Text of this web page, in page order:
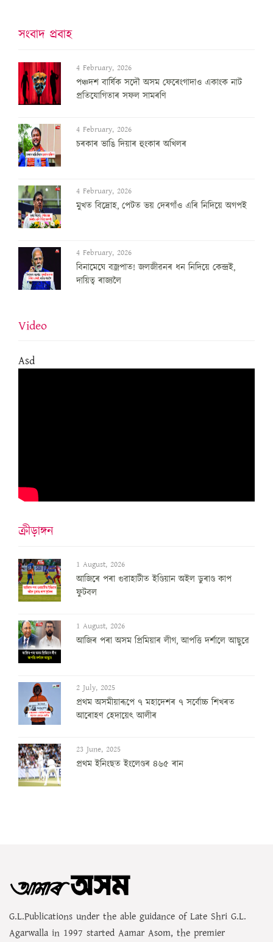
সংবাদ প্ৰবাহ
4 February, 2026
পঞ্চদশ বার্ষিক সদৌ অসম ফেৰেংগাদাও একাংক নাট
প্রতিযোগিতাৰ সফল সামৰণি
4 February, 2026
চৰকাৰ ভাঙি দিয়াৰ হুংকাৰ অখিলৰ
4 February, 2026
মুখত বিদ্ৰোহ, পেটত ভয় দেৰগাঁও এৰি নিদিয়ে অগপই
4 February, 2026
বিনামেঘে বজ্ৰপাত! জলজীৱনৰ ধন নিদিয়ে কেন্দ্ৰই,
দায়িত্ব ৰাজ্যলৈ
Video
Asd
ক্ৰীড়াঙ্গন
1 August, 2026
আজিৰে পৰা গুৱাহাটীত ইণ্ডিয়ান অইল ডুৰাণ্ড কাপ
ফুটবল
1 August, 2026
আজিৰ পৰা অসম প্ৰিমিয়াৰ লীগ, আপত্তি দৰ্শালে আছুৱে
2 July, 2025
প্ৰথম অসমীয়াৰূপে ৭ মহাদেশৰ ৭ সৰ্বোচ্চ শিখৰত
আৰোহণ হেদায়েৎ আলীৰ
23 June, 2025
প্ৰথম ইনিংছত ইংলেণ্ডৰ ৪৬৫ ৰান
G.L.Publications under the able guidance of Late Shri G.L.
Agarwalla in 1997 started Aamar Asom, the premier